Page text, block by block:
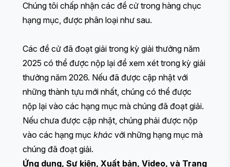
Chúng tôi chấp nhận các đề cử trong hàng chục
hạng mục, được phân loại như sau.
Các đề cử đã đoạt giải trong kỳ giải thưởng năm
2025 có thể được nộp lại để xem xét trong kỳ giải
thưởng năm 2026. Nếu đã được cập nhật với
những thành tựu mới nhất, chúng có thể được
nộp lại vào các hạng mục mà chúng đã đoạt giải.
Nếu chưa được cập nhật, chúng phải được nộp
vào các hạng mục khác với những hạng mục mà
chúng đã đoạt giải.
Ứng dụng, Sự kiện, Xuất bản, Video, và Trang